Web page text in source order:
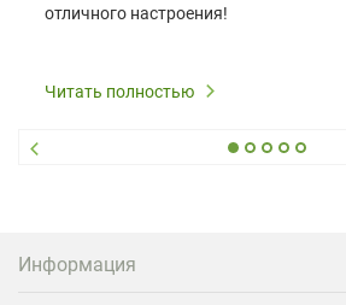
отличного настроения!
Читать полностью
Информация